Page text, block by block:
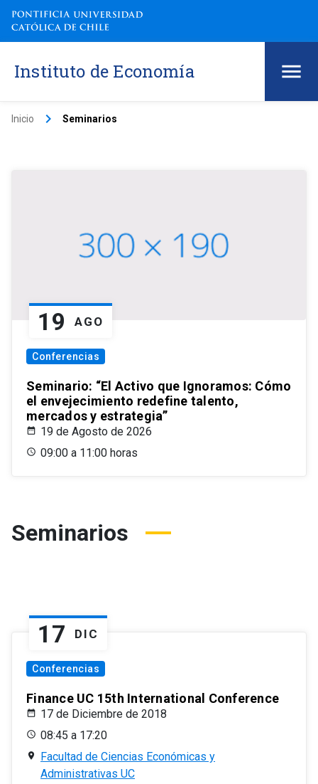
Instituto de Economía
Inicio keyboard_arrow_right Seminarios
19 AGO
Conferencias
Seminario: “El Activo que Ignoramos: Cómo
el envejecimiento redefine talento,
mercados y estrategia”
19 de Agosto de 2026
09:00 a 11:00 horas
Seminarios
17 DIC
Conferencias
Finance UC 15th International Conference
17 de Diciembre de 2018
08:45 a 17:20
Facultad de Ciencias Económicas y
Administrativas UC